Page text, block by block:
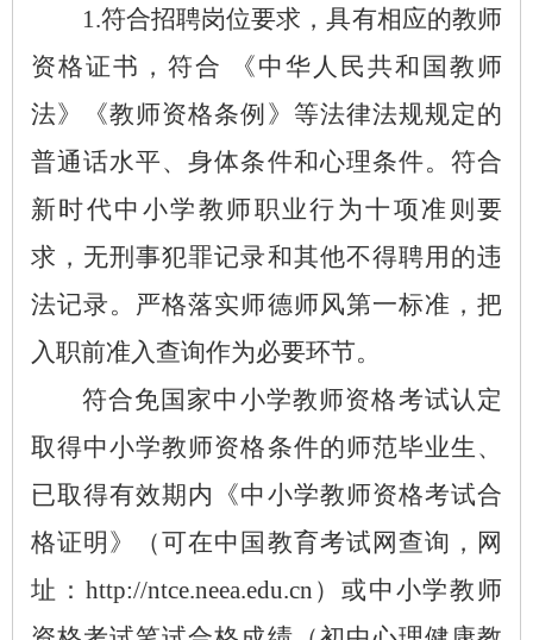
1.符合招聘岗位要求，具有相应的教师
资格证书，符合 《中华人民共和国教师
法》《教师资格条例》等法律法规规定的
普通话水平、身体条件和心理条件。符合
新时代中小学教师职业行为十项准则要
求，无刑事犯罪记录和其他不得聘用的违
法记录。严格落实师德师风第一标准，把
入职前准入查询作为必要环节。
符合免国家中小学教师资格考试认定
取得中小学教师资格条件的师范毕业生、
已取得有效期内《中小学教师资格考试合
格证明》（可在中国教育考试网查询，网
址： http://ntce.neea.edu.cn）或中小学教师